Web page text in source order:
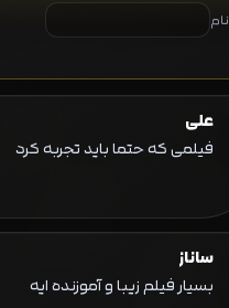
نام
علی
فیلمی که حتما باید تجربه کرد
ساناز
بسیار فیلم زیبا و آموزنده ایه